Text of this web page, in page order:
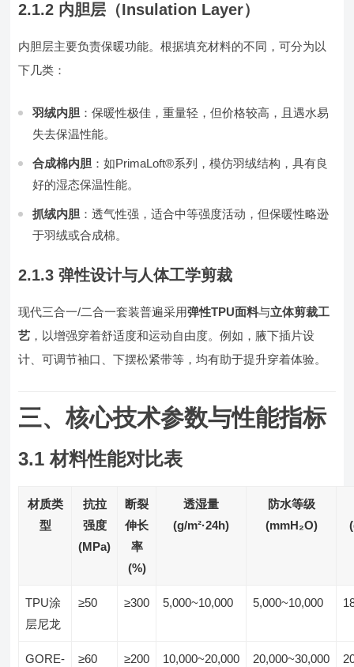
2.1.2 内胆层（Insulation Layer）
内胆层主要负责保暖功能。根据填充材料的不同，可分为以
下几类：
羽绒内胆 ：保暖性极佳，重量轻，但价格较高，且遇水易
失去保温性能。
合成棉内胆 ：如PrimaLoft®系列，模仿羽绒结构，具有良
好的湿态保温性能。
抓绒内胆 ：透气性强，适合中等强度活动，但保暖性略逊
于羽绒或合成棉。
2.1.3 弹性设计与人体工学剪裁
现代三合一/二合一套装普遍采用弹性TPU面料与立体剪裁工
艺 ，以增强穿着舒适度和运动自由度。例如，腋下插片设
计、可调节袖口、下摆松紧带等，均有助于提升穿着体验。
三、核心技术参数与性能指标
3.1 材料性能对比表
材质类
型
抗拉
强度
(MPa)
断裂
伸长
率
(%)
透湿量
(g/m²·24h)
防水等级
(mmH₂O)
TPU涂
层尼龙
≥50 ≥300 5,000~10,000 5,000~10,000
GORE- ≥60 ≥200 10,000~20,000 20,000~30,000